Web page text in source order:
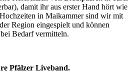
damit ihr aus erster Hand hört wie
in Maikammer sind wir mit
Region eingespielt und können
Bedarf vermitteln.
Pfälzer Liveband.